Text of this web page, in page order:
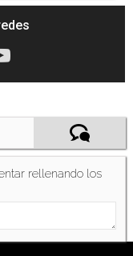
rellenando los